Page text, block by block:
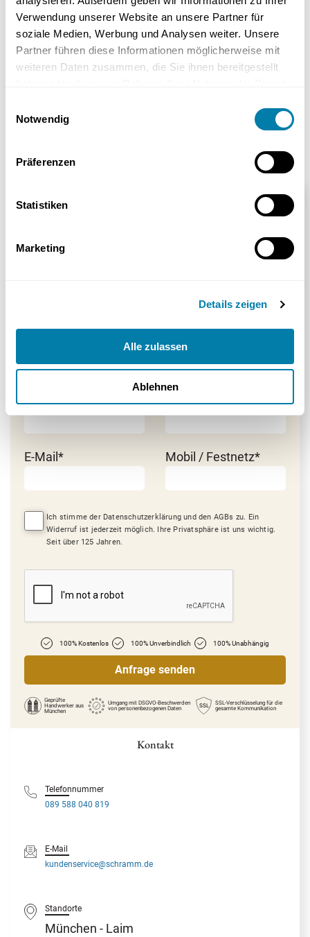
Verwendung unserer Website an unsere Partner für
soziale Medien, Werbung und Analysen weiter. Unsere
Partner führen diese Informationen möglicherweise mit
weiteren Daten zusammen, die Sie ihnen bereitgestellt
Notwendig
Präferenzen
Statistiken
Marketing
Details zeigen
Alle zulassen
Ablehnen
Rand können sich Verschmutzungen nicht so leicht
*Pflichtfeld
Straße und Hausnummer*
Postleitzahl* Stadt*
E-Mail* Mobil / Festnetz*
Ich stimme der Datenschutzerklärung und den AGBs zu. Ein
Widerruf ist jederzeit möglich. Ihre Privatsphäre ist uns wichtig.
Seit über 125 Jahren.
100% Kostenlos 100% Unverbindlich 100% Unabhängig
Geprüfte
Handwerker aus
München
Umgang mit DSGVO-Beschwerden
von personenbezogenen Daten
SSL
SSL-Verschlüsselung für die
gesamte Kommunikation
Kontakt
Telefonnummer
089 588 040 819
E-Mail
kundenservice@schramm.de
Standorte
München - Laim